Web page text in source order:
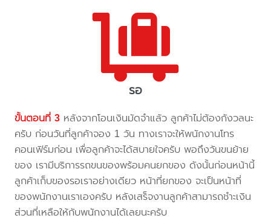
รอ
ขั้นตอนที่ 3 หลังจากโอนเงินมัดจำแล้ว ลูกค้าไม่ต้องกังวลนะ
ครับ ก่อนวันที่ลูกค้าจอง 1 วัน ทางเราจะให้พนักงานโทร
คอนเฟิร์มก่อน เพื่อลูกค้าจะได้สบายใจครับ พอถึงวันขนย้าย
ของ เรามีบริการรถขนของพร้อมคนยกของ ดังนั้นก่อนหน้านี้
ลูกค้าเก็บของรอเราอย่างเดียว หน้าที่ยกของ จะเป็นหน้าที่
ของพนักงานเราเองครับ หลังเสร็จงานลูกค้าสามารถชำะเงิน
ส่วนที่เหลือให้กับพนักงานได้เลยนะครับ